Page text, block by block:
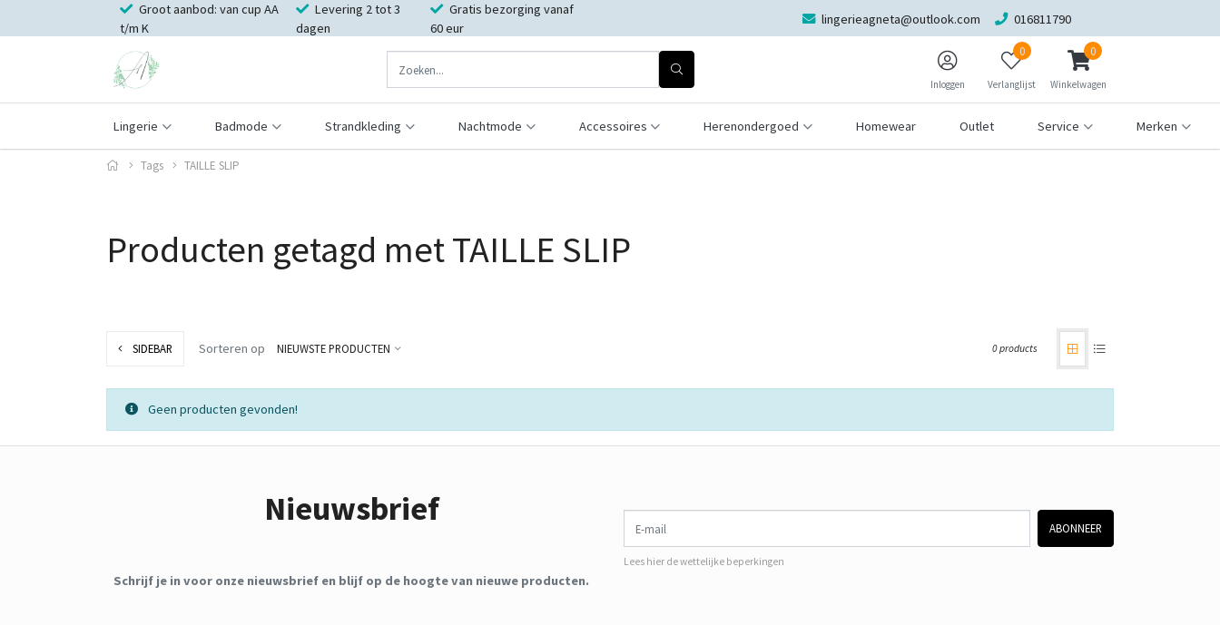
Groot aanbod: van cup AA
t/m K
Levering 2 tot 3
dagen
Gratis bezorging vanaf
60 eur
lingerieagneta@outlook.com 016811790
Inloggen
0
Verlanglijst
0
Winkelwagen
Lingerie Badmode Strandkleding Nachtmode Accessoires Herenondergoed Homewear Outlet Service Merken
Tags TAILLE SLIP
Producten getagd met TAILLE SLIP
SIDEBAR Sorteren op NIEUWSTE PRODUCTEN 0 products
Geen producten gevonden!
Nieuwsbrief
Schrijf je in voor onze nieuwsbrief en blijf op de hoogte van nieuwe producten.
E-mail
ABONNEER
Lees hier de wettelijke beperkingen